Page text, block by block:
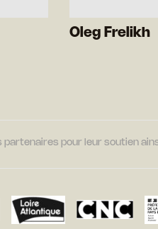
Oleg Frelikh
pour leur soutien